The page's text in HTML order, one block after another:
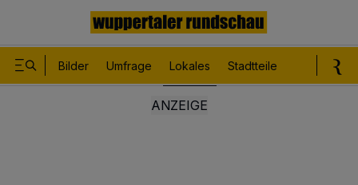
Bilder Umfrage Lokales Stadtteile